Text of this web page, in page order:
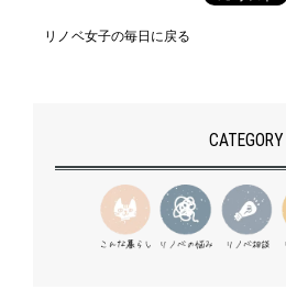
リノベ女子の毎日に戻る
CATEGORY